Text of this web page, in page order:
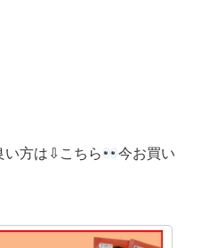
い方は⇩こちら
今お買い